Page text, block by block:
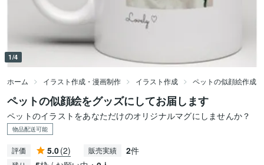
1/4
ホーム イラスト作成・漫画制作 イラスト作成 ペットの似顔絵作成
ペットの似顔絵をグッズにしてお届します
ペットのイラストをあなただけのオリジナルマグにしませんか？
物品配送可能
評価 5.0(2) 販売実績 2件